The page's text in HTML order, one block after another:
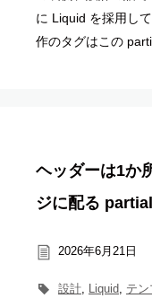
に Liquid を採用し
作のタグはこの
ヘッダーは1か
ジに配る
2026年6月21日
設計 Liquid テン